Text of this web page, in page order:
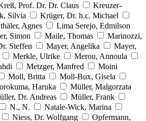
Prof. Dr. Dr. Claus
Kreuzer-
Silvia
Krüger, Dr. h.c. Michael
Agnes
Lima Serejo, Edmilson
Simon Maile, Thomas
Marinozzi,
Steffen Mayer, Angelika
Mayer,
Merkle, Ulrike
Merou, Annoula
Metzger, Manfred
Moini
Moll, Britta
Moll-Bux, Gisela
Haruka
Müller, Malgorzata
Dr. Andreas
Müller, Frank
N., N.
Natale-Wick, Marina
Niess, Dr. Wolfgang Opfermann,